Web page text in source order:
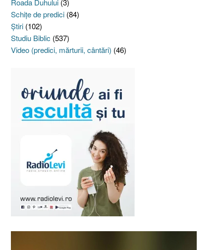
Schiţe de predici (84)
Ştiri (102)
Studiu Biblic (537)
Video (predici, mărturii, cântări) (46)